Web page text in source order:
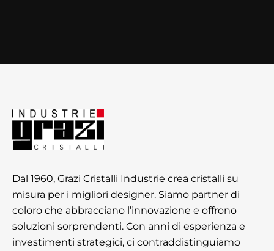
Dal 1960, Grazi Cristalli Industrie crea cristalli su
misura per i migliori designer. Siamo partner di
coloro che abbracciano l’innovazione e offrono
soluzioni sorprendenti. Con anni di esperienza e
investimenti strategici, ci contraddistinguiamo